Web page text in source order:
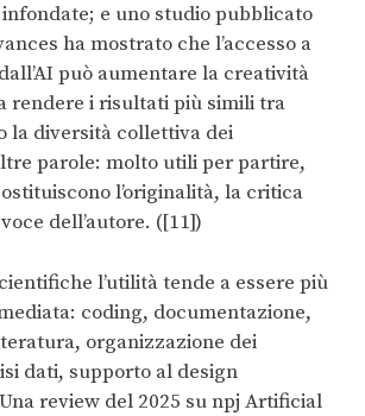
e uno studio pubblicato
ha mostrato che l’accesso a
può aumentare la creatività
rendere i risultati più simili tra
la diversità collettiva dei
parole: molto utili per partire,
l’originalità, la critica
dell’autore. ([11])
l’utilità tende a essere più
coding, documentazione,
organizzazione dei
dati, supporto al design
review del 2025 su npj Artificial